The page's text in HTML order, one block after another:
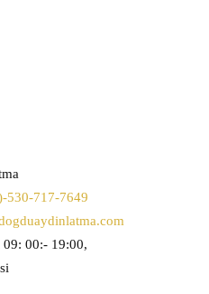
530-717-7649
09: 00:- 19:00,